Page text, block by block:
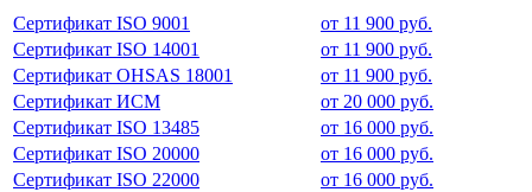
Сертификат ISO 9001
от 11 900 руб.
Сертификат ISO 14001
от 11 900 руб.
Сертификат OHSAS 18001
от 11 900 руб.
Сертификат ИСМ
от 20 000 руб.
Сертификат ISO 13485
от 16 000 руб.
Сертификат ISO 20000
от 16 000 руб.
Сертификат ISO 22000
от 16 000 руб.